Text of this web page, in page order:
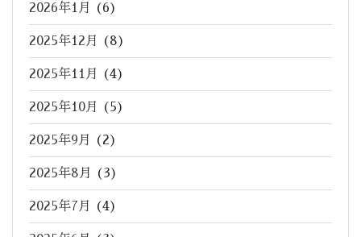
2026年1月 (6)
2025年12月 (8)
2025年11月 (4)
2025年10月 (5)
2025年9月 (2)
2025年8月 (3)
2025年7月 (4)